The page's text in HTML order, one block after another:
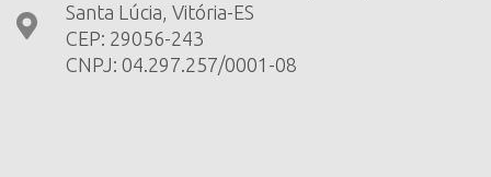
Santa Lúcia, Vitória-ES
CEP: 29056-243
CNPJ: 04.297.257/0001-08